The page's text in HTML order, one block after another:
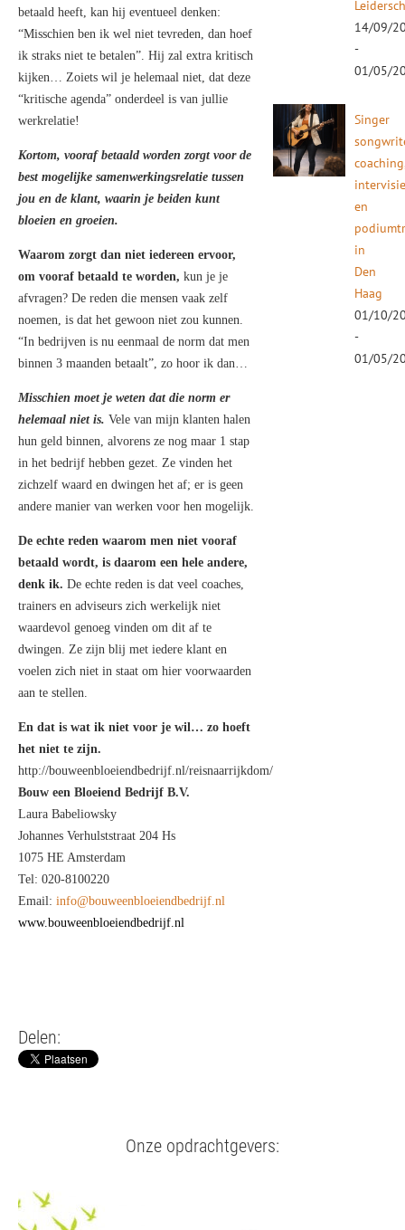
betaald heeft, kan hij eventueel denken:
“Misschien ben ik wel niet tevreden, dan hoef
ik straks niet te betalen”. Hij zal extra kritisch
kijken… Zoiets wil je helemaal niet, dat deze
“kritische agenda” onderdeel is van jullie
werkrelatie!
Kortom, vooraf betaald worden zorgt voor de
best mogelijke samenwerkingsrelatie tussen
jou en de klant, waarin je beiden kunt
bloeien en groeien.
Waarom zorgt dan niet iedereen ervoor,
om vooraf betaald te worden, kun je je
afvragen? De reden die mensen vaak zelf
noemen, is dat het gewoon niet zou kunnen.
“In bedrijven is nu eenmaal de norm dat men
binnen 3 maanden betaalt”, zo hoor ik dan…
Misschien moet je weten dat die norm er
helemaal niet is. Vele van mijn klanten halen
hun geld binnen, alvorens ze nog maar 1 stap
in het bedrijf hebben gezet. Ze vinden het
zichzelf waard en dwingen het af; er is geen
andere manier van werken voor hen mogelijk.
De echte reden waarom men niet vooraf
betaald wordt, is daarom een hele andere,
denk ik. De echte reden is dat veel coaches,
trainers en adviseurs zich werkelijk niet
waardevol genoeg vinden om dit af te
dwingen. Ze zijn blij met iedere klant en
voelen zich niet in staat om hier voorwaarden
aan te stellen.
En dat is wat ik niet voor je wil… zo hoeft
het niet te zijn.
http://bouweenbloeiendbedrijf.nl/reisnaarrijkdom/
Bouw een Bloeiend Bedrijf B.V.
Laura Babeliowsky
Johannes Verhulststraat 204 Hs
1075 HE Amsterdam
Tel: 020-8100220
Email: info@bouweenbloeiendbedrijf.nl
www.bouweenbloeiendbedrijf.nl
Delen:
14/09/
-
01/05/
Singer
en
in
Den
Haag
01/10/
-
01/05/
Onze opdrachtgevers: